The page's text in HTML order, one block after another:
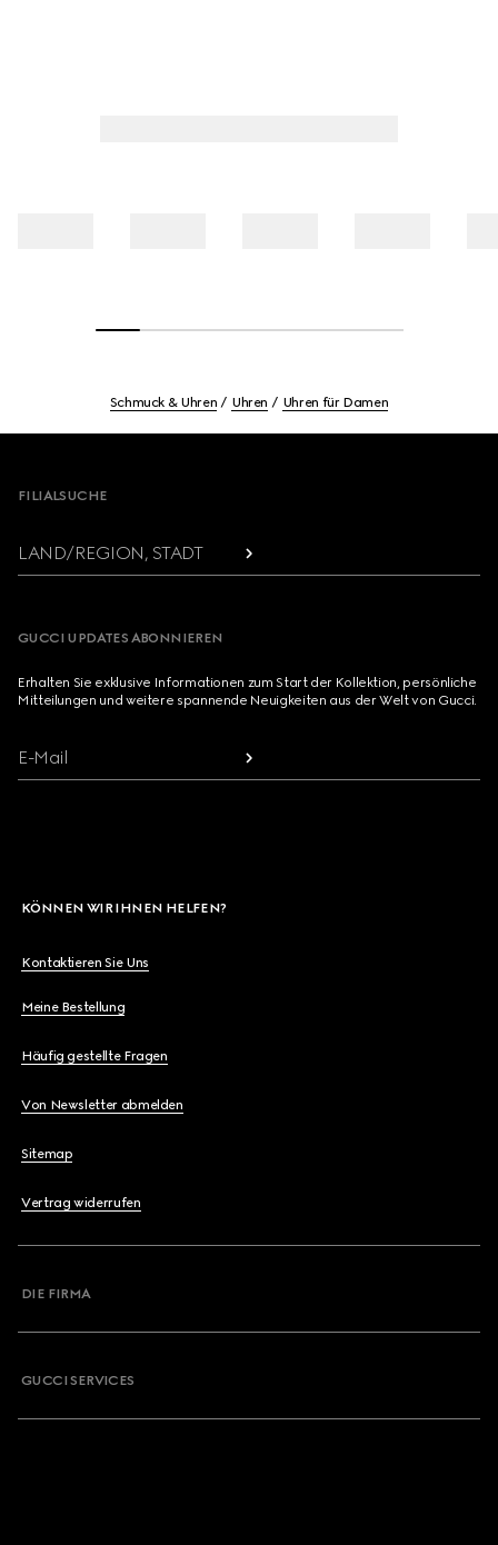
Schmuck & Uhren Uhren Uhren für Damen
FILIALSUCHE
LAND/REGION, STADT
GUCCI UPDATES ABONNIEREN
Erhalten Sie exklusive Informationen zum Start der Kollektion, persönliche
Mitteilungen und weitere spannende Neuigkeiten aus der Welt von Gucci.
E-Mail
KÖNNEN WIR IHNEN HELFEN?
Kontaktieren Sie Uns
Meine Bestellung
Häufig gestellte Fragen
Von Newsletter abmelden
Sitemap
Vertrag widerrufen
DIE FIRMA
GUCCI SERVICES